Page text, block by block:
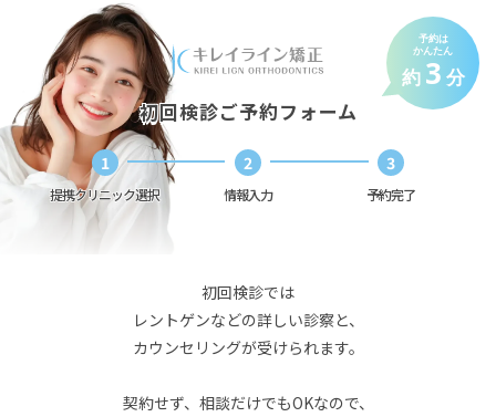
初回検診ご予約フォーム
予約は
かんたん
約 3 分
1
提携クリニック選択
提携クリニック選択
2
情報入力
情報入力
3
予約完了
予約完了
初回検診では
レントゲンなどの詳しい診察と、
カウンセリングが受けられます。
契約せず、相談だけでもOKなので、